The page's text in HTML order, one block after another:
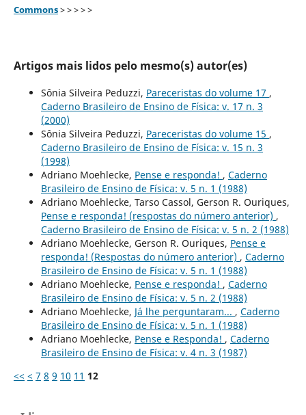
Commons> > > > >
Artigos mais lidos pelo mesmo(s) autor(es)
Sônia Silveira Peduzzi, Pareceristas do volume 17 ,
Caderno Brasileiro de Ensino de Física: v. 17 n. 3
(2000)
Sônia Silveira Peduzzi, Pareceristas do volume 15 ,
Caderno Brasileiro de Ensino de Física: v. 15 n. 3
(1998)
Adriano Moehlecke, Pense e responda! , Caderno
Brasileiro de Ensino de Física: v. 5 n. 1 (1988)
Adriano Moehlecke, Tarso Cassol, Gerson R. Ouriques,
Pense e responda! (respostas do número anterior) ,
Caderno Brasileiro de Ensino de Física: v. 5 n. 2 (1988)
Adriano Moehlecke, Gerson R. Ouriques, Pense e
responda! (Respostas do número anterior) , Caderno
Brasileiro de Ensino de Física: v. 5 n. 1 (1988)
Adriano Moehlecke, Pense e responda! , Caderno
Brasileiro de Ensino de Física: v. 5 n. 2 (1988)
Adriano Moehlecke, Já lhe perguntaram... , Caderno
Brasileiro de Ensino de Física: v. 5 n. 1 (1988)
Adriano Moehlecke, Pense e Responda! , Caderno
Brasileiro de Ensino de Física: v. 4 n. 3 (1987)
<< < 7 8 9 10 11 12